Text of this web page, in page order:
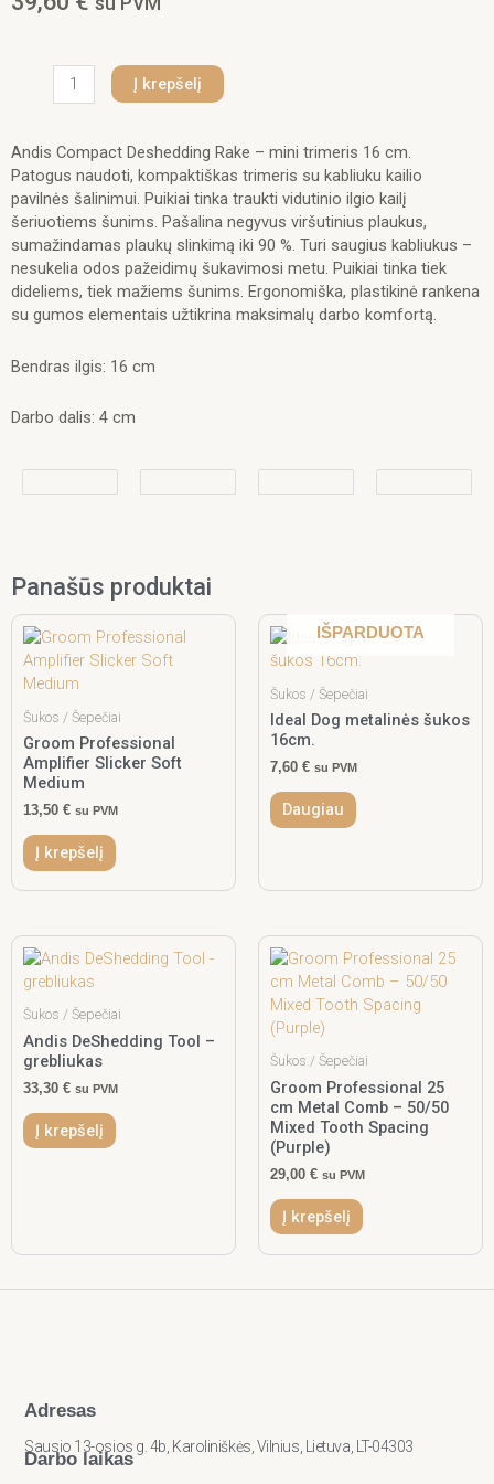
produkto
Compact
Deshedding
Rake
–
mini
trimeris
Į krepšelį
Andis Compact Deshedding Rake – mini trimeris 16 cm.
Patogus naudoti, kompaktiškas trimeris su kabliuku kailio
pavilnės šalinimui. Puikiai tinka traukti vidutinio ilgio kailį
šeriuotiems šunims. Pašalina negyvus viršutinius plaukus,
sumažindamas plaukų slinkimą iki 90 %. Turi saugius kabliukus –
nesukelia odos pažeidimų šukavimosi metu. Puikiai tinka tiek
dideliems, tiek mažiems šunims. Ergonomiška, plastikinė rankena
su gumos elementais užtikrina maksimalų darbo komfortą.
Bendras ilgis: 16 cm
Darbo dalis: 4 cm
Panašūs produktai
Šukos / Šepečiai
Groom Professional
Amplifier Slicker Soft
Medium
13,50 € su PVM
Į krepšelį
IŠPARDUOTA
Šukos / Šepečiai
Ideal Dog metalinės šukos
16cm.
7,60 € su PVM
Daugiau
Šukos / Šepečiai
Andis DeShedding Tool –
grebliukas
33,30 € su PVM
Į krepšelį
Šukos / Šepečiai
Groom Professional 25
cm Metal Comb – 50/50
Mixed Tooth Spacing
(Purple)
29,00 € su PVM
Į krepšelį
Adresas
Sausio 13-osios g. 4b, Karoliniškės, Vilnius, Lietuva, LT-04303
Darbo laikas